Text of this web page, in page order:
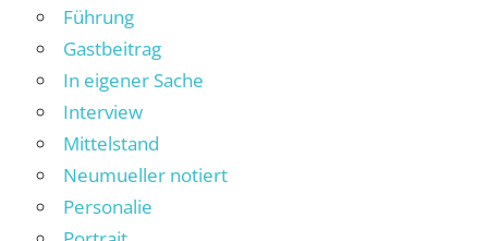
Führung
Gastbeitrag
In eigener Sache
Interview
Mittelstand
Neumueller notiert
Personalie